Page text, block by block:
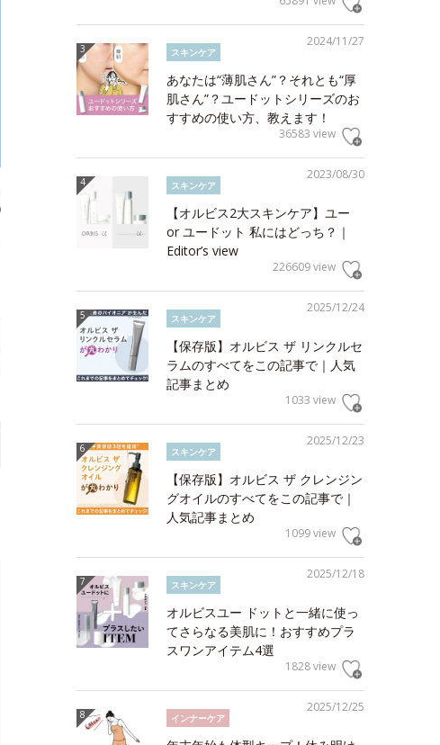
2024/11/27
スキンケア
あなたは“薄肌さん”？それとも“厚
肌さん”？ユードットシリーズのお
すすめの使い方、教えます！
36583 view
2023/08/30
スキンケア
【オルビス2大スキンケア】ユー
or ユードット 私にはどっち？｜
Editor’s view
226609 view
2025/12/24
スキンケア
【保存版】オルビス ザ リンクルセ
ラムのすべてをこの記事で｜人気
記事まとめ
1033 view
2025/12/23
スキンケア
【保存版】オルビス ザ クレンジン
グオイルのすべてをこの記事で｜
人気記事まとめ
1099 view
2025/12/18
スキンケア
オルビスユー ドットと一緒に使っ
てさらなる美肌に！おすすめプラ
スワンアイテム4選
1828 view
2025/12/25
インナーケア